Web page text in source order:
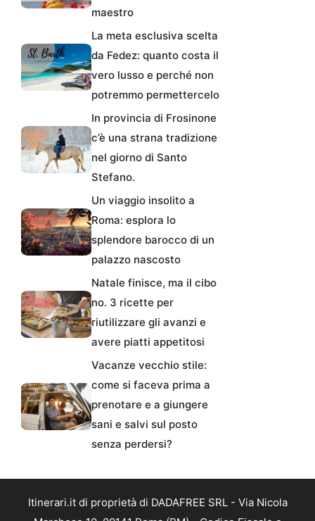
maestro
La meta esclusiva scelta
da Fedez: quanto costa il
vero lusso e perché non
potremmo permettercelo
In provincia di Frosinone
c’è una strana tradizione
nel giorno di Santo
Stefano.
Un viaggio insolito a
Roma: esplora lo
splendore barocco di un
palazzo nascosto
Natale finisce, ma il cibo
no. 3 ricette per
riutilizzare gli avanzi e
avere piatti appetitosi
Vacanze vecchio stile:
come si faceva prima a
prenotare e a giungere
sani e salvi sul posto
senza perdersi?
Itinerari.it di proprietà di DADAFREE SRL - Via Nicola